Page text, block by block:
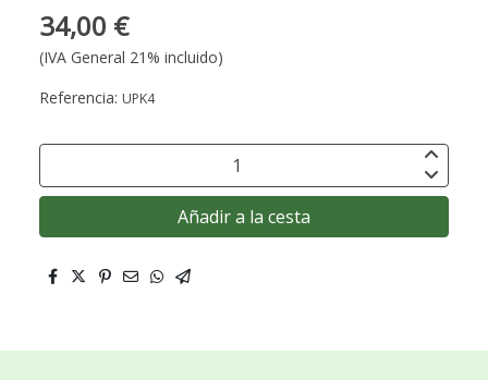
34,00 €
(IVA General 21% incluido)
Referencia: UPK4
Añadir a la cesta